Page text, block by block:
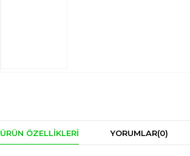
ÜRÜN ÖZELLIKLERI YORUMLAR(0)